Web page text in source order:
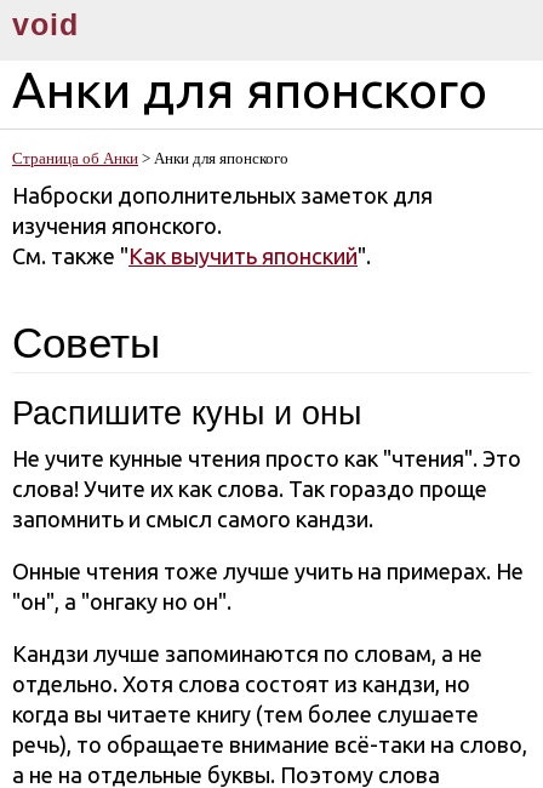
void
Анки для японского
Страница об Анки > Анки для японского
Наброски дополнительных заметок для
изучения японского.
См. также "Как выучить японский".
Советы
Распишите куны и оны
Не учите кунные чтения просто как "чтения". Это
слова! Учите их как слова. Так гораздо проще
запомнить и смысл самого кандзи.
Онные чтения тоже лучше учить на примерах. Не
"он", а "онгаку но он".
Кандзи лучше запоминаются по словам, а не
отдельно. Хотя слова состоят из кандзи, но
когда вы читаете книгу (тем более слушаете
речь), то обращаете внимание всё-таки на слово,
а не на отдельные буквы. Поэтому слова